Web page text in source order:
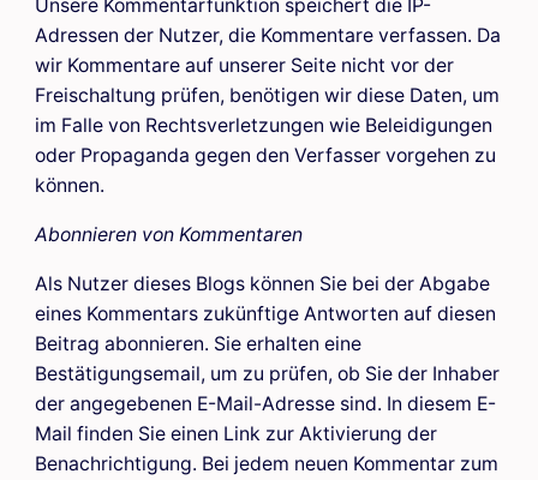
Unsere Kommentarfunktion speichert die IP-
Adressen der Nutzer, die Kommentare verfassen. Da
wir Kommentare auf unserer Seite nicht vor der
Freischaltung prüfen, benötigen wir diese Daten, um
im Falle von Rechtsverletzungen wie Beleidigungen
oder Propaganda gegen den Verfasser vorgehen zu
können.
Abonnieren von Kommentaren
Als Nutzer dieses Blogs können Sie bei der Abgabe
eines Kommentars zukünftige Antworten auf diesen
Beitrag abonnieren. Sie erhalten eine
Bestätigungsemail, um zu prüfen, ob Sie der Inhaber
der angegebenen E-Mail-Adresse sind. In diesem E-
Mail finden Sie einen Link zur Aktivierung der
Benachrichtigung. Bei jedem neuen Kommentar zum